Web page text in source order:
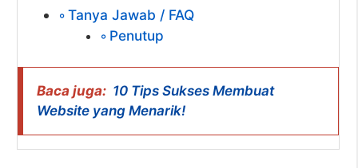
Tanya Jawab / FAQ
Penutup
Baca juga: 10 Tips Sukses Membuat
Website yang Menarik!